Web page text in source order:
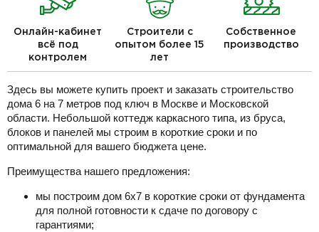
Онлайн-кабинет
всё под
контролем
Строители с
опытом более 15
лет
Собственное
производство
Здесь вы можете купить проект и заказать строительство
дома 6 на 7 метров под ключ в Москве и Московской
области. Небольшой коттедж каркасного типа, из бруса,
блоков и панелей мы строим в короткие сроки и по
оптимальной для вашего бюджета цене.
Преимущества нашего предложения:
мы построим дом 6х7 в короткие сроки от фундамента
для полной готовности к сдаче по договору с
гарантиями;